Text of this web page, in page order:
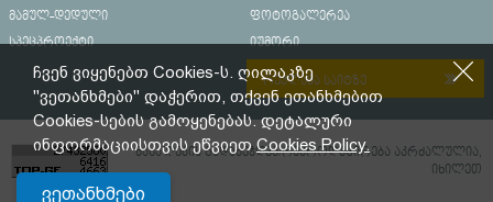
მამულ-დედული
ფოტოგალერეა
სპეცპროექტი
იუმორი
რეკლამა საიტზე
მასალების გადაბეჭდვა/რეპროდუცირება აკრძალულია,
იხილეთ
ჩვენ ვიყენებთ Cookies-ს. ღილაკზე
"ვეთანხმები" დაჭერით, თქვენ ეთანხმებით
Cookies-სების გამოყენებას. დეტალური
ინფორმაციისთვის ეწვიეთCookies Policy.
ვეთანხმები